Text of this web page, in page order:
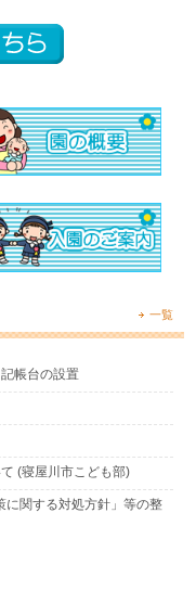
一覧
帳台の設置
(寝屋川市こども部)
に関する対処方針」等の整